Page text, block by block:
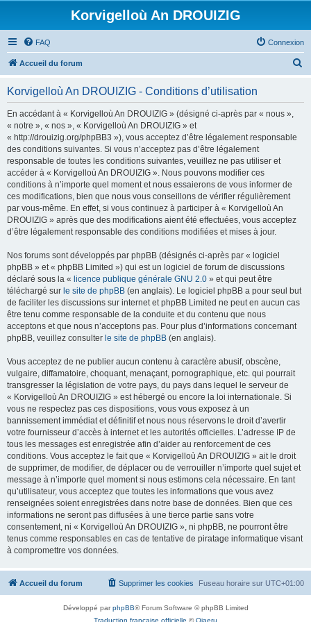
Korvigelloù An DROUIZIG
FAQ Connexion
Accueil du forum
Korvigelloù An DROUIZIG - Conditions d’utilisation
En accédant à « Korvigelloù An DROUIZIG » (désigné ci-après par « nous »,
« notre », « nos », « Korvigelloù An DROUIZIG » et
« http://drouizig.org/phpBB3 »), vous acceptez d’être légalement responsable
des conditions suivantes. Si vous n’acceptez pas d’être légalement
responsable de toutes les conditions suivantes, veuillez ne pas utiliser et
accéder à « Korvigelloù An DROUIZIG ». Nous pouvons modifier ces
conditions à n’importe quel moment et nous essaierons de vous informer de
ces modifications, bien que nous vous conseillons de vérifier régulièrement
par vous-même. En effet, si vous continuez à participer à « Korvigelloù An
DROUIZIG » après que des modifications aient été effectuées, vous acceptez
d’être légalement responsable des conditions modifiées et mises à jour.
Nos forums sont développés par phpBB (désignés ci-après par « logiciel
phpBB » et « phpBB Limited ») qui est un logiciel de forum de discussions
déclaré sous la « licence publique générale GNU 2.0 » et qui peut être
téléchargé sur le site de phpBB (en anglais). Le logiciel phpBB a pour seul but
de faciliter les discussions sur internet et phpBB Limited ne peut en aucun cas
être tenu comme responsable de la conduite et du contenu que nous
acceptons et que nous n’acceptons pas. Pour plus d’informations concernant
phpBB, veuillez consulter le site de phpBB (en anglais).
Vous acceptez de ne publier aucun contenu à caractère abusif, obscène,
vulgaire, diffamatoire, choquant, menaçant, pornographique, etc. qui pourrait
transgresser la législation de votre pays, du pays dans lequel le serveur de
« Korvigelloù An DROUIZIG » est hébergé ou encore la loi internationale. Si
vous ne respectez pas ces dispositions, vous vous exposez à un
bannissement immédiat et définitif et nous nous réservons le droit d’avertir
votre fournisseur d’accès à internet et les autorités officielles. L’adresse IP de
tous les messages est enregistrée afin d’aider au renforcement de ces
conditions. Vous acceptez le fait que « Korvigelloù An DROUIZIG » ait le droit
de supprimer, de modifier, de déplacer ou de verrouiller n’importe quel sujet et
message à n’importe quel moment si nous estimons cela nécessaire. En tant
qu’utilisateur, vous acceptez que toutes les informations que vous avez
renseignées soient enregistrées dans notre base de données. Bien que ces
informations ne seront pas diffusées à une tierce partie sans votre
consentement, ni « Korvigelloù An DROUIZIG », ni phpBB, ne pourront être
tenus comme responsables en cas de tentative de piratage informatique visant
à compromettre vos données.
Accueil du forum Fuseau horaire sur UTC+01:00
Supprimer les cookies
Développé parphpBB® Forum Software © phpBB Limited
Traduction française officielle ©Qiaeru